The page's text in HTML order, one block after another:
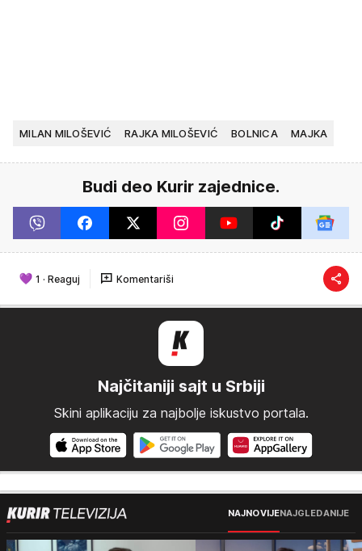
MILAN MILOŠEVIĆ RAJKA MILOŠEVIĆ BOLNICA MAJKA
Budi deo Kurir zajednice.
1 · Reaguj Komentariši
Najčitaniji sajt u Srbiji
Skini aplikaciju za najbolje iskustvo portala.
NAJNOVIJENAJGLEDANIJE